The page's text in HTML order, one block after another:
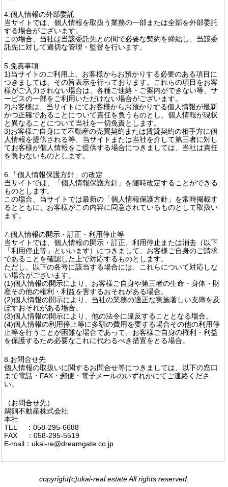
4.個人情報の外部委託
当サイトでは、個人情報を取扱う業務の一部または全部を外部委託
する場合がございます。
この場合、当社は当該委託先との間で必要な契約を締結し、当該委
託先に対して適切な管理・監督を行います。
5.免責事項
1)当サイトのご利用上、お客様からお預かりする必要のある項目に
つきましては、その旨表示を行っております。これらの項目をお客
様がご入力されない場合は、各種ご連絡・ご案内ができない等、サ
ービスの一部をご利用いただけない場合がございます。
2)お客様は、当サイトにてお客様からお預かりする個人情報が最新
かつ正確であることについて責任を負うものとし、個人情報が現状
と異なることについて当社を一切免責とします。
3)お客様ご自身にて不動産の売買契約または賃貸契約の相手方に個
人情報を提供される等、当サイトまたは当社を介して第三者に対し
てお客様が個人情報をご提供する場合につきましては、当社は責任
を負わないものとします。
6.「個人情報保護方針」の改定
当サイトでは、「個人情報保護方針」を随時改定することができる
ものとします。
この場合、当サイトでは最新の「個人情報保護方針」を常時掲載す
るとともに、お客様がこの内容に同意されているものとして取扱い
ます。
7.個人情報の開示・訂正・利用停止等
当サイトでは、個人情報の開示・訂正、利用停止または消去（以下
「利用停止等」といいます）につきまして、お客様ご自身のご請求
であることを確認した上で対応するものとします。
ただし、以下の各号に該当する場合には、これらについて対応しな
い場合がございます。
(1)個人情報の開示により、お客様ご自身や第三者の生命・身体・財
産その他の権利・利益を害するおそれがある場合。
(2)個人情報の開示により、当社の業務の適正な実施著しい支障を及
ぼすおそれがある場合。
(3)個人情報の開示により、他の法令に違反することとなる場合。
(4)個人情報の利用停止等に多額の費用を要する場合その他の利用停
止等を行うことが困難な場合であって、お客様ご自身の権利・利益
を保護するため必要なこれに代わるべき措置をとる場合。
8.お問合せ先
個人情報の取扱いに関するお問合せ等につきましては、以下の窓口
まで電話・FAX・郵便・電子メールのいずれかにてご連絡くださ
い。
（お問合せ先）
鵜飼不動産株式会社
本社
TEL ：058-295-6688
FAX ：058-295-5519
E-mail：ukai-re@dreamgate.co.jp
copyright(c)ukai-real estate All rights reserved.